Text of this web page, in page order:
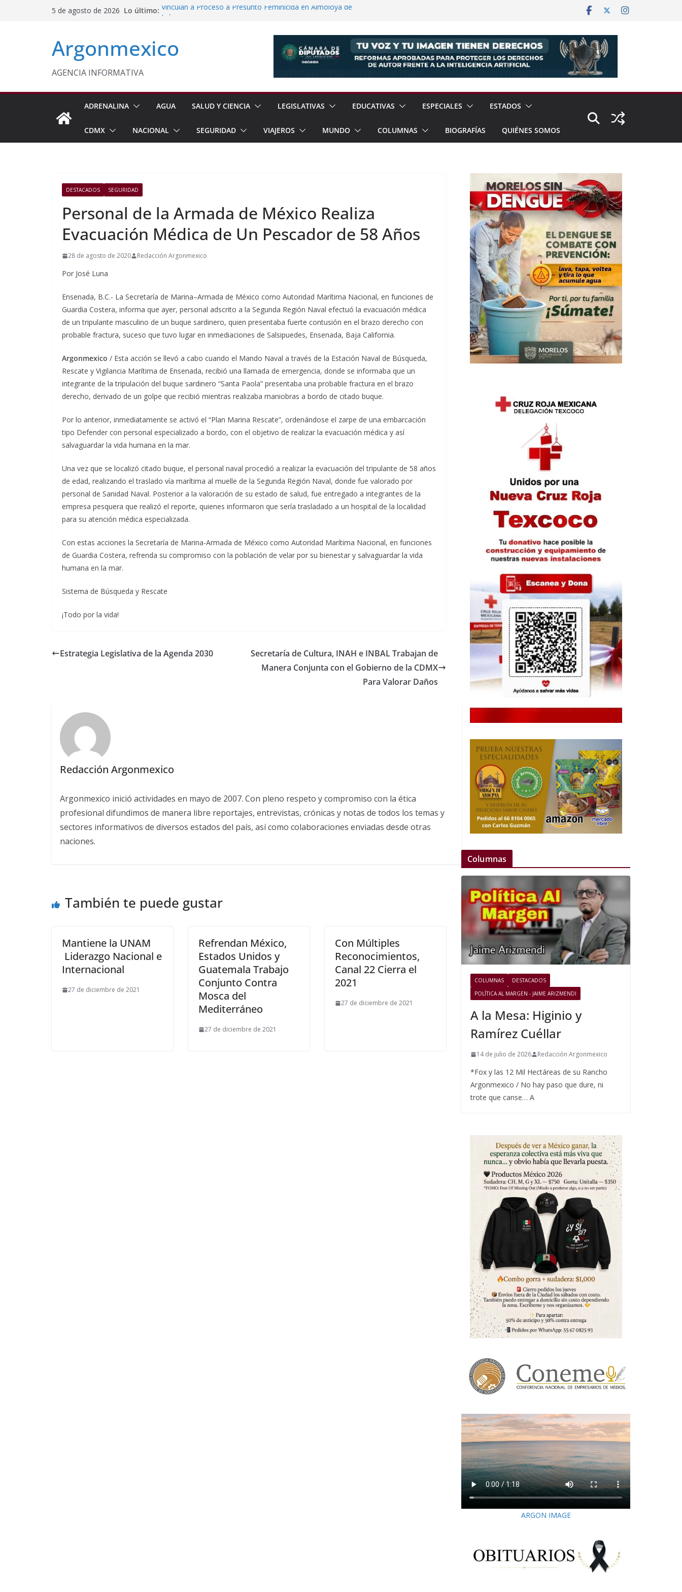
5 de agosto de 2026 Lo último: Vinculan a Proceso a Presunto Feminicida en Almoloya de
Sheinbaum Anuncia Jornada Nacional de Reforestación con
Fiestas de la Vendimia Esperan 90 mil Visitantes en Baja
California
Argonmexico
AGENCIA INFORMATIVA
ADRENALINA AGUA SALUD Y CIENCIA LEGISLATIVAS EDUCATIVAS ESPECIALES ESTADOS
CDMX NACIONAL SEGURIDAD VIAJEROS MUNDO COLUMNAS BIOGRAFÍAS QUIÉNES SOMOS
DESTACADOS SEGURIDAD
Personal de la Armada de México Realiza
Evacuación Médica de Un Pescador de 58 Años
28 de agosto de 2020 Redacción Argonmexico
Por José Luna
Ensenada, B.C.- La Secretaría de Marina–Armada de México como Autoridad Marítima Nacional, en funciones de
Guardia Costera, informa que ayer, personal adscrito a la Segunda Región Naval efectuó la evacuación médica
de un tripulante masculino de un buque sardinero, quien presentaba fuerte contusión en el brazo derecho con
probable fractura, suceso que tuvo lugar en inmediaciones de Salsipuedes, Ensenada, Baja California.
Argonmexico / Esta acción se llevó a cabo cuando el Mando Naval a través de la Estación Naval de Búsqueda,
Rescate y Vigilancia Marítima de Ensenada, recibió una llamada de emergencia, donde se informaba que un
integrante de la tripulación del buque sardinero “Santa Paola” presentaba una probable fractura en el brazo
derecho, derivado de un golpe que recibió mientras realizaba maniobras a bordo de citado buque.
Por lo anterior, inmediatamente se activó el “Plan Marina Rescate”, ordenándose el zarpe de una embarcación
tipo Defender con personal especializado a bordo, con el objetivo de realizar la evacuación médica y así
salvaguardar la vida humana en la mar.
Una vez que se localizó citado buque, el personal naval procedió a realizar la evacuación del tripulante de 58 años
de edad, realizando el traslado vía marítima al muelle de la Segunda Región Naval, donde fue valorado por
personal de Sanidad Naval. Posterior a la valoración de su estado de salud, fue entregado a integrantes de la
empresa pesquera que realizó el reporte, quienes informaron que sería trasladado a un hospital de la localidad
para su atención médica especializada.
Con estas acciones la Secretaría de Marina-Armada de México como Autoridad Marítima Nacional, en funciones
de Guardia Costera, refrenda su compromiso con la población de velar por su bienestar y salvaguardar la vida
humana en la mar.
Sistema de Búsqueda y Rescate
¡Todo por la vida!
Estrategia Legislativa de la Agenda 2030
Secretaría de Cultura, INAH e INBAL Trabajan de
Manera Conjunta con el Gobierno de la CDMX
Para Valorar Daños
Redacción Argonmexico
Argonmexico inició actividades en mayo de 2007. Con pleno respeto y compromiso con la ética
profesional difundimos de manera libre reportajes, entrevistas, crónicas y notas de todos los temas y
sectores informativos de diversos estados del país, así como colaboraciones enviadas desde otras
naciones.
También te puede gustar
Mantiene la UNAM
Liderazgo Nacional e
Internacional
27 de diciembre de 2021
Refrendan México,
Estados Unidos y
Guatemala Trabajo
Conjunto Contra
Mosca del
Mediterráneo
27 de diciembre de 2021
Con Múltiples
Reconocimientos,
Canal 22 Cierra el
2021
27 de diciembre de 2021
Columnas
COLUMNAS
DESTACADOS
POLÍTICA AL MARGEN - JAIME ARIZMENDI
A la Mesa: Higinio y
Ramírez Cuéllar
14 de julio de 2026 Redacción Argonmexico
*Fox y las 12 Mil Hectáreas de su Rancho
Argonmexico / No hay paso que dure, ni
trote que canse… A
ARGON IMAGE